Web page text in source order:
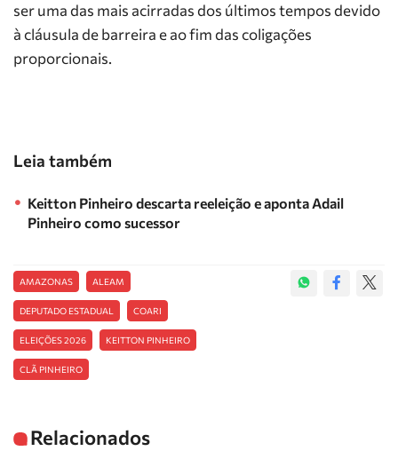
ser uma das mais acirradas dos últimos tempos devido
à cláusula de barreira e ao fim das coligações
proporcionais.
Leia também
Keitton Pinheiro descarta reeleição e aponta Adail
Pinheiro como sucessor
AMAZONAS ALEAM
DEPUTADO ESTADUAL COARI
ELEIÇÕES 2026 KEITTON PINHEIRO
CLÃ PINHEIRO
Relacionados